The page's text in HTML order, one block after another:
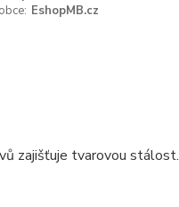
EshopMB.cz
zajišťuje tvarovou stálost.